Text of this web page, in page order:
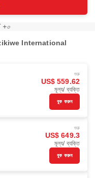
+০
Azikiwe International
শুরু
US$ 559.62
মূল্য/ ব্যক্তি
বুক করুন
শুরু
US$ 649.3
মূল্য/ ব্যক্তি
বুক করুন